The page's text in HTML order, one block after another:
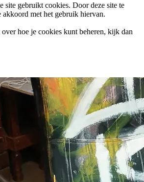
site gebruikt cookies. Door deze site te
met het gebruik hiervan.
hoe je cookies kunt beheren, kijk dan